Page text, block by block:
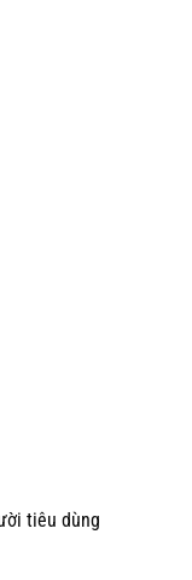
tiêu dùng